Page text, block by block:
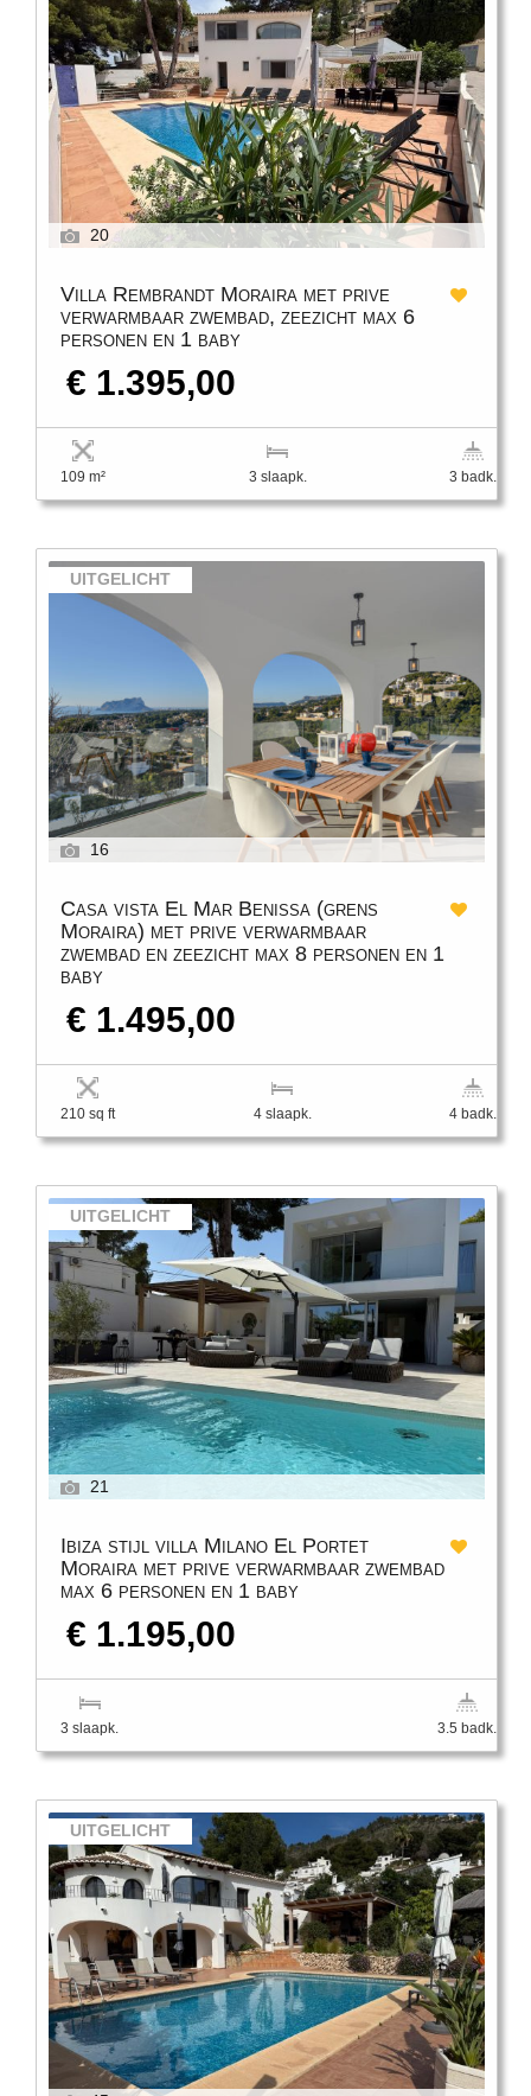
20
Villa Rembrandt Moraira met prive
verwarmbaar zwembad, zeezicht max 6
personen en 1 baby
€ 1.395,00
109 m² 3 slaapk. 3 badk.
UITGELICHT
16
Casa vista El Mar Benissa (grens
Moraira) met prive verwarmbaar
zwembad en zeezicht max 8 personen en 1
baby
€ 1.495,00
210 sq ft 4 slaapk. 4 badk.
UITGELICHT
21
Ibiza stijl villa Milano El Portet
Moraira met prive verwarmbaar zwembad
max 6 personen en 1 baby
€ 1.195,00
3 slaapk. 3.5 badk.
UITGELICHT